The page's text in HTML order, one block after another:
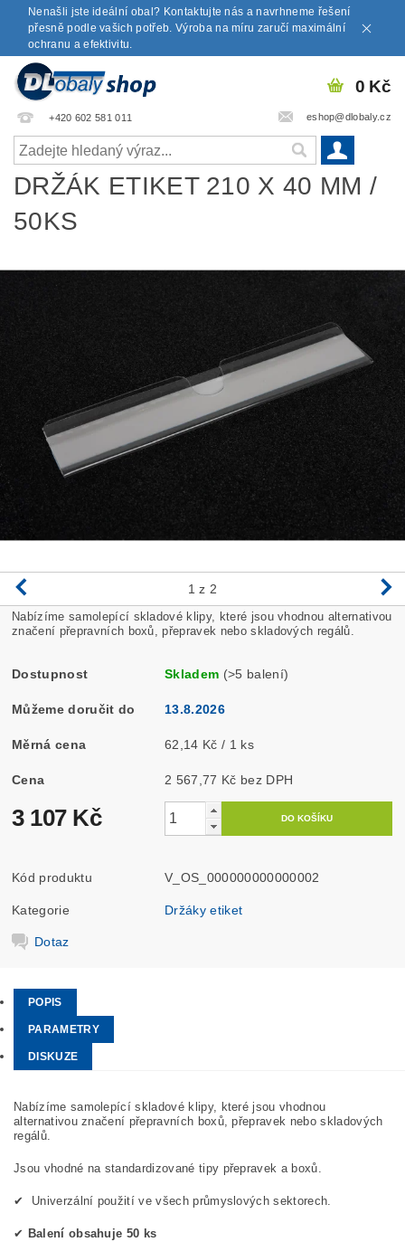
Nenašli jste ideální obal? Kontaktujte nás a navrhneme řešení
přesně podle vašich potřeb. Výroba na míru zaručí maximální
ochranu a efektivitu.
+420 602 581 011 eshop@dlobaly.cz
0 Kč
DRŽÁK ETIKET 210 X 40 MM /
50KS
1 z 2
Nabízíme samolepící skladové klipy, které jsou vhodnou alternativou
značení přepravních boxů, přepravek nebo skladových regálů.
Dostupnost Skladem (>5 balení)
Můžeme doručit do 13.8.2026
Měrná cena 62,14 Kč / 1 ks
Cena 2 567,77 Kč bez DPH
3 107 Kč
Kód produktu V_OS_000000000000002
Kategorie Držáky etiket
Dotaz
POPIS
PARAMETRY
DISKUZE
Nabízíme samolepící skladové klipy, které jsou vhodnou
alternativou značení přepravních boxů, přepravek nebo skladových
regálů.
Jsou vhodné na standardizované tipy přepravek a boxů.
✔ Univerzální použití ve všech průmyslových sektorech.
✔ Balení obsahuje 50 ks